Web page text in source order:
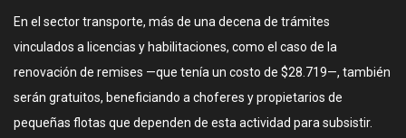
En el sector transporte, más de una decena de trámites
vinculados a licencias y habilitaciones, como el caso de la
renovación de remises —que tenía un costo de $28.719—, también
serán gratuitos, beneficiando a choferes y propietarios de
pequeñas flotas que dependen de esta actividad para subsistir.